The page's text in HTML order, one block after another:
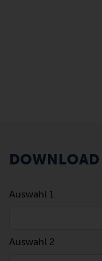
DOWNLOAD
Auswahl 1
Auswahl 2